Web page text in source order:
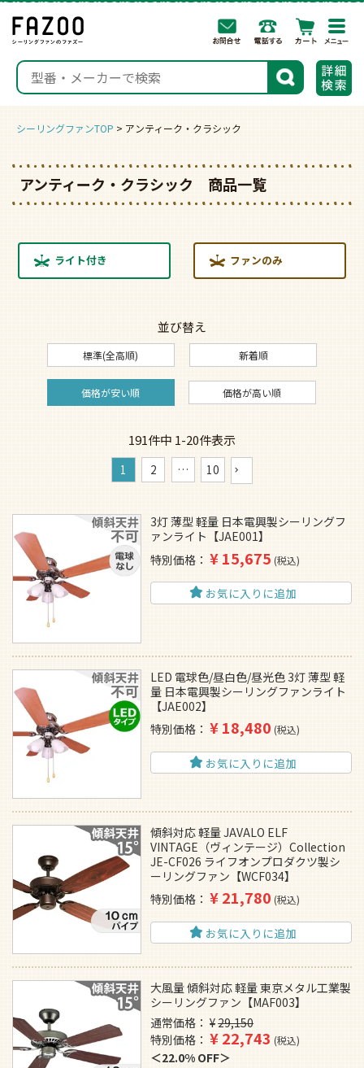
検索
シーリングファンTOP アンティーク・クラシック
アンティーク・クラシック 商品一覧
ライト付き ファンのみ
並び替え
標準(全高順) 新着順
価格が安い順 価格が高い順
191件中 1-20件表示
1 2 … 10
3灯 薄型 軽量 日本電興製シーリングフ
ァンライト【JAE001】
特別価格
¥15,675 税込
お気に入りに追加
LED 電球色/昼白色/昼光色 3灯 薄型 軽
量 日本電興製シーリングファンライト
【JAE002】
特別価格
¥18,480 税込
お気に入りに追加
傾斜対応 軽量 JAVALO ELF
VINTAGE（ヴィンテージ）Collection
JE-CF026 ライフオンプロダクツ製シ
ーリングファン【WCF034】
特別価格
¥21,780 税込
お気に入りに追加
大風量 傾斜対応 軽量 東京メタル工業製
シーリングファン【MAF003】
通常価格
¥29,150
特別価格
¥22,743 税込
22.0% OFF